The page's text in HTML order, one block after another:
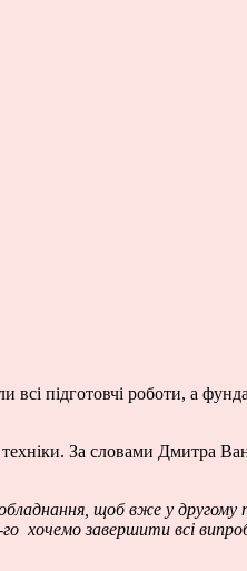
підготовчі роботи, а
техніки. За словами Дмитра
щоб вже у другому
хочемо завершити всі